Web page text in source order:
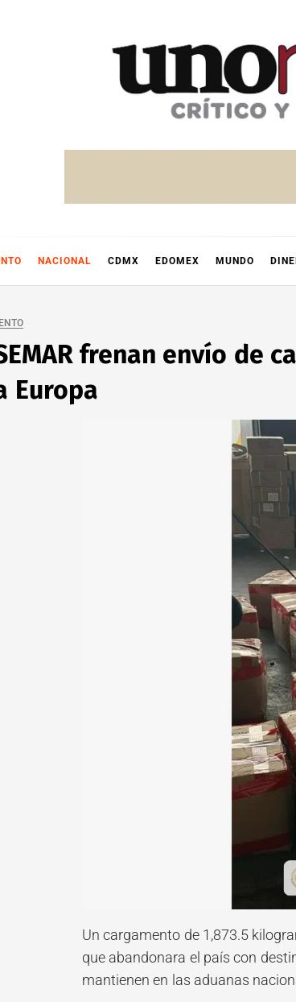
NACIONAL CDMX EDOMEX MUNDO
frenan envío de
Europa
Un cargamento de 1,873.5
que abandonara el país con
mantienen en las aduanas